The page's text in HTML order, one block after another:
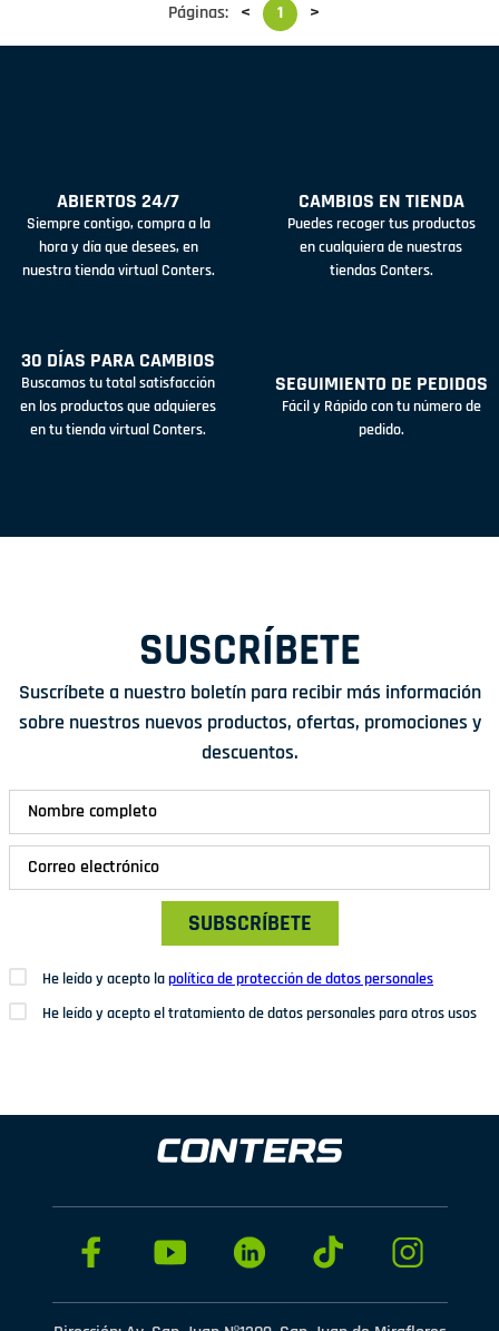
Páginas: < 1 >
ABIERTOS 24/7
Siempre contigo, compra a la
hora y día que desees, en
nuestra tienda virtual Conters.
CAMBIOS EN TIENDA
Puedes recoger tus productos
en cualquiera de nuestras
tiendas Conters.
30 DÍAS PARA CAMBIOS
Buscamos tu total satisfacción
en los productos que adquieres
en tu tienda virtual Conters.
SEGUIMIENTO DE PEDIDOS
Fácil y Rápido con tu número de
pedido.
SUSCRÍBETE
Suscríbete a nuestro boletín para recibir más información
sobre nuestros nuevos productos, ofertas, promociones y
descuentos.
SUBSCRÍBETE
He leído y acepto lapolítica de protección de datos personales
He leído y acepto el tratamiento de datos personales para otros usos